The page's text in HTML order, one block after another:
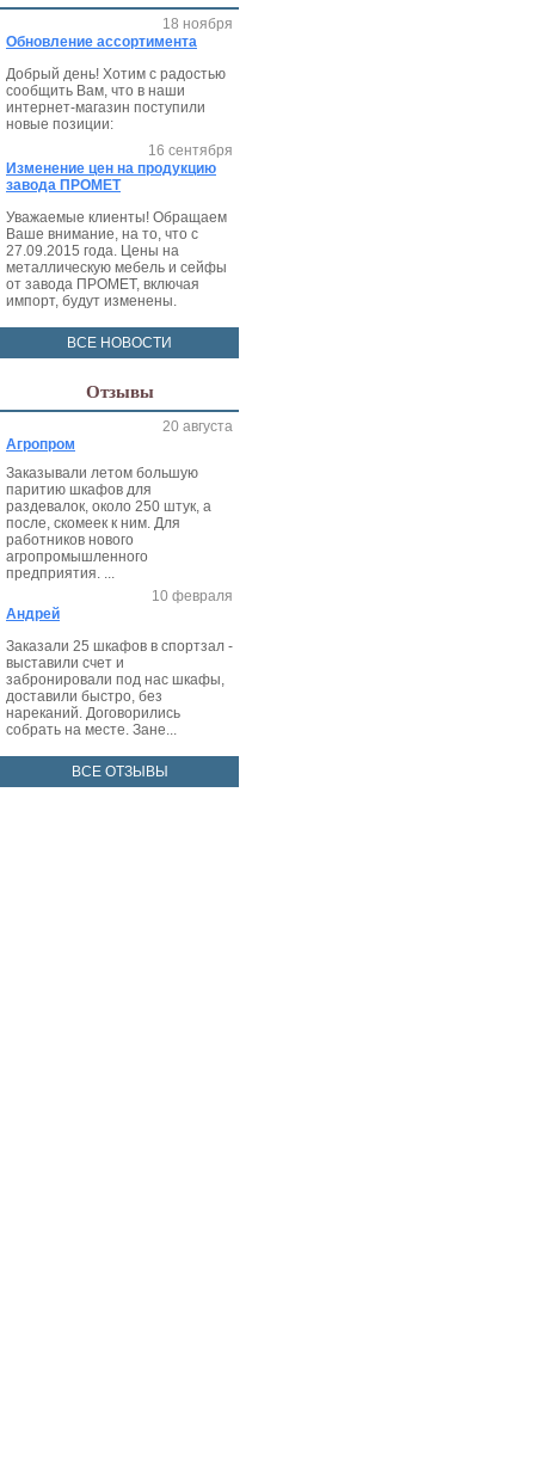
Обновление ассортимента
18 ноября
Добрый день! Хотим с радостью
сообщить Вам, что в наши
интернет-магазин поступили
новые позиции:
Изменение цен на продукцию
завода ПРОМЕТ
16 сентября
Уважаемые клиенты! Обращаем
Ваше внимание, на то, что с
27.09.2015 года. Цены на
металлическую мебель и сейфы
от завода ПРОМЕТ, включая
импорт, будут изменены.
ВСЕ НОВОСТИ
Отзывы
Агропром
20 августа
Заказывали летом большую
паритию шкафов для
раздевалок, около 250 штук, а
после, скомеек к ним. Для
работников нового
агропромышленного
предприятия. ...
Андрей
10 февраля
Заказали 25 шкафов в спортзал -
выставили счет и
забронировали под нас шкафы,
доставили быстро, без
нареканий. Договорились
собрать на месте. Зане...
ВСЕ ОТЗЫВЫ